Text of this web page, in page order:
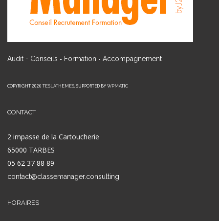
Audit - Conseils - Formation - Accompagnement
COPYRIGHT 2026 TESLATHEMES, SUPPORTED BY WPMATIC
CONTACT
2 impasse de la Cartoucherie
65000 TARBES
05 62 37 88 89
contact@classemanager.consulting
HORAIRES